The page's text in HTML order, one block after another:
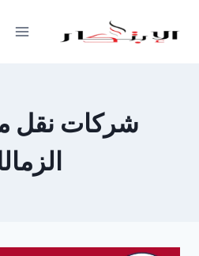
شركات نقل